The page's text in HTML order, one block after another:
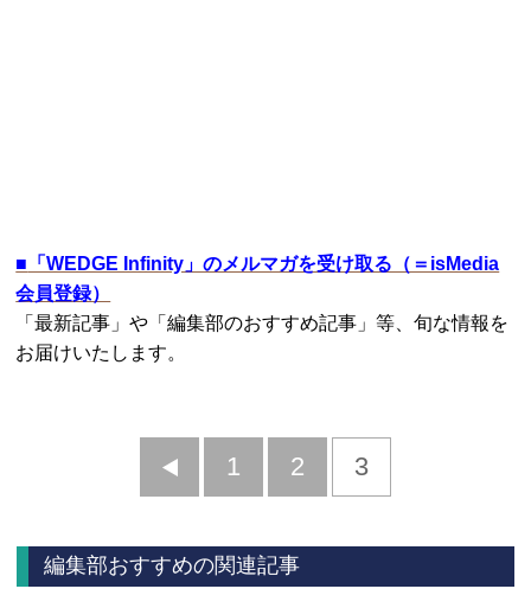
■ 「WEDGE Infinity」のメルマガを受け取る（＝isMedia
会員登録）
「最新記事」や「編集部のおすすめ記事」等、旬な情報を
お届けいたします。
前
1 2 3
編集部おすすめの関連記事